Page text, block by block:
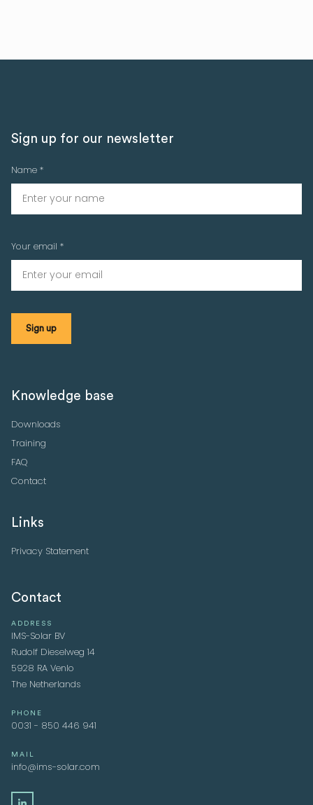
Sign up for our newsletter
Name *
Your email *
Knowledge base
Downloads
Training
FAQ
Contact
Links
Privacy Statement
Contact
ADDRESS
IMS-Solar BV
Rudolf Dieselweg 14
5928 RA Venlo
The Netherlands
PHONE
0031 - 850 446 941
MAIL
info@ims-solar.com